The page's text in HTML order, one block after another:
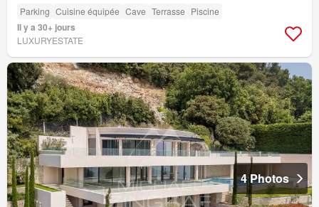
Parking Cuisine équipée Cave Terrasse Piscine
Il y a 30+ jours
LUXURYESTATE
4 Photos